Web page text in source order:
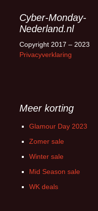
Cyber-Monday-
Nederland.nl
Copyright 2017 – 2023
Privacyverklaring
Meer korting
Glamour Day 2023
Zomer sale
Winter sale
Mid Season sale
WK deals